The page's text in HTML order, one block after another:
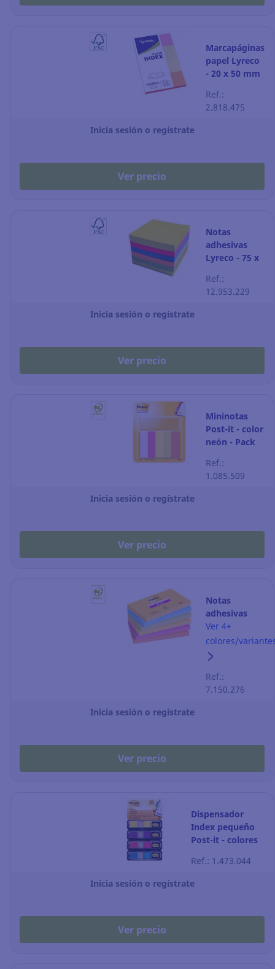
Marcapáginas
papel Lyreco
- 20 x 50 mm
surtidos
Ref.:
2.818.475
Inicia sesión o regístrate
Ver precio
Notas
adhesivas
Lyreco - 75 x
summer - 6
blocks
Ref.:
12.953.229
Inicia sesión o regístrate
Ver precio
Mininotas
Post-it - color
neón - Pack
Ref.:
1.085.509
Inicia sesión o regístrate
Ver precio
Notas
adhesivas
Post-it Super
Sticky - 76 x
127 mm -
color carnival
- 6 blocks
Ver 4+
colores/
Ref.:
7.150.276
Inicia sesión o regístrate
Ver precio
Dispensador
Index pequeño
Post-it - colores
de 4
Ref.: 1.473.044
Inicia sesión o regístrate
Ver precio